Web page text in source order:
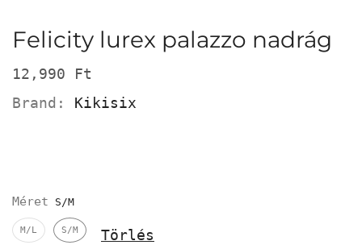
Felicity lurex palazzo nadrág
12,990 Ft
Brand: Kikisix
Méret
M/L S/M Törlés